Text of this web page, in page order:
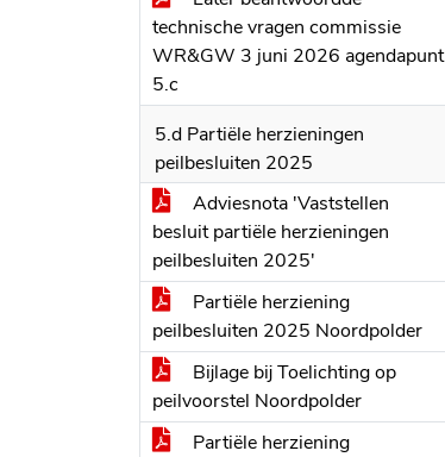
technische vragen commissie
WR&GW 3 juni 2026 agendapunt
5.c
5.d Partiële herzieningen
peilbesluiten 2025
Adviesnota 'Vaststellen
besluit partiële herzieningen
peilbesluiten 2025'
Partiële herziening
peilbesluiten 2025 Noordpolder
Bijlage bij Toelichting op
peilvoorstel Noordpolder
Partiële herziening